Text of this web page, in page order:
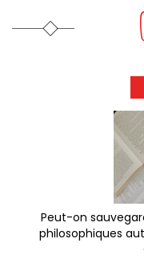
Peut-on
philosophiques